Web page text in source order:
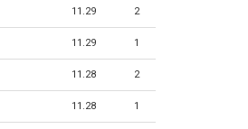
11.29 2
11.29 1
11.28 2
11.28 1